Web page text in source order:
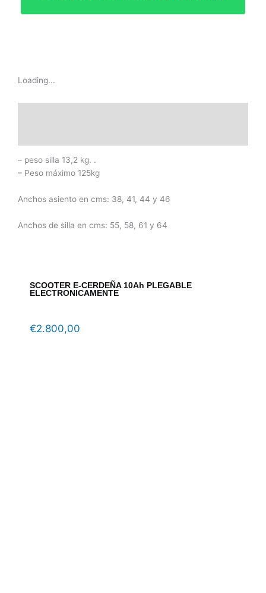
Loading...
– peso silla 13,2 kg. .
– Peso máximo 125kg
Anchos asiento en cms: 38, 41, 44 y 46
Anchos de silla en cms: 55, 58, 61 y 64
SCOOTER E-CERDEÑA 10Ah PLEGABLE
ELECTRONICAMENTE
€2.800,00